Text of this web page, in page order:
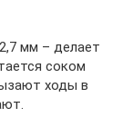
мм – делает
соком
ходы в